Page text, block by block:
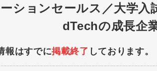
ションセールス／大学入
dTechの成長企
報はすでに掲載終了 しております。